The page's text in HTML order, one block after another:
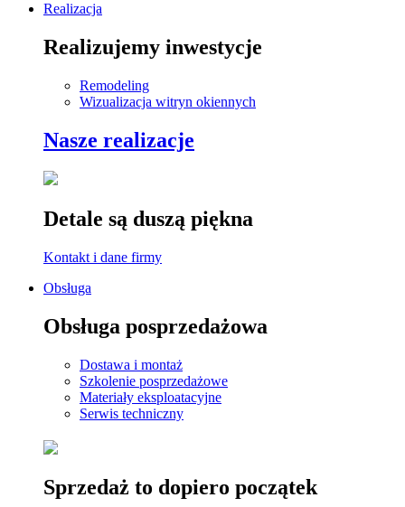
Realizacja
Realizujemy inwestycje
Remodeling
Wizualizacja witryn okiennych
Nasze realizacje
Detale są duszą piękna
Kontakt i dane firmy
Obsługa
Obsługa posprzedażowa
Dostawa i montaż
Szkolenie posprzedażowe
Materiały eksploatacyjne
Serwis techniczny
Sprzedaż to dopiero początek